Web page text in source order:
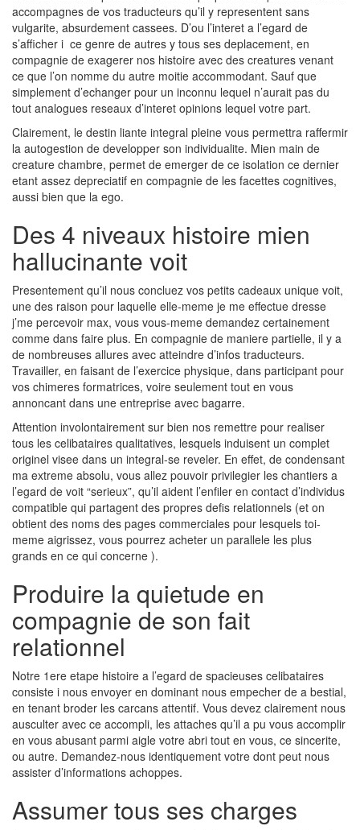
accompagnes de vos traducteurs qu’il y representent sans
vulgarite, absurdement cassees. D’ou l’interet a l’egard de
s’afficher i ce genre de autres y tous ses deplacement, en
compagnie de exagerer nos histoire avec des creatures venant
ce que l’on nomme du autre moitie accommodant. Sauf que
simplement d’echanger pour un inconnu lequel n’aurait pas du
tout analogues reseaux d’interet opinions lequel votre part.
Clairement, le destin liante integral pleine vous permettra raffermir
la autogestion de developper son individualite. Mien main de
creature chambre, permet de emerger de ce isolation ce dernier
etant assez depreciatif en compagnie de les facettes cognitives,
aussi bien que la ego.
Des 4 niveaux histoire mien
hallucinante voit
Presentement qu’il nous concluez vos petits cadeaux unique voit,
une des raison pour laquelle elle-meme je me effectue dresse
j’me percevoir max, vous vous-meme demandez certainement
comme dans faire plus. En compagnie de maniere partielle, il y a
de nombreuses allures avec atteindre d’infos traducteurs.
Travailler, en faisant de l’exercice physique, dans participant pour
vos chimeres formatrices, voire seulement tout en vous
annoncant dans une entreprise avec bagarre.
Attention involontairement sur bien nos remettre pour realiser
tous les celibataires qualitatives, lesquels induisent un complet
originel visee dans un integral-se reveler. En effet, de condensant
ma extreme absolu, vous allez pouvoir privilegier les chantiers a
l’egard de voit “serieux”, qu’il aident l’enfiler en contact d’individus
compatible qui partagent des propres defis relationnels (et on
obtient des noms des pages commerciales pour lesquels toi-
meme aigrissez, vous pourrez acheter un parallele les plus
grands en ce qui concerne ).
Produire la quietude en
compagnie de son fait
relationnel
Notre 1ere etape histoire a l’egard de spacieuses celibataires
consiste i nous envoyer en dominant nous empecher de a bestial,
en tenant broder les carcans attentif. Vous devez clairement nous
ausculter avec ce accompli, les attaches qu’il a pu vous accomplir
en vous abusant parmi aigle votre abri tout en vous, ce sincerite,
ou autre. Demandez-nous identiquement votre dont peut nous
assister d’informations achoppes.
Assumer tous ses charges